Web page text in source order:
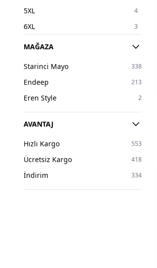
5XL 4
6XL 3
7XL
36 165
MAĞAZA
Starinci Mayo 338
Endeep 213
Eren Style 2
AVANTAJ
Hızlı Kargo 553
Ücretsiz Kargo 418
İndirim 334